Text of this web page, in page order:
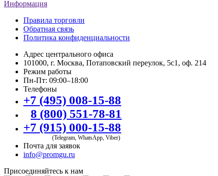
Информация
Правила торговли
Обратная связь
Политика конфиденциальности
Адрес центрального офиса
101000, г. Москва, Потаповский переулок, 5с1, оф. 214
Режим работы
Пн-Пт: 09:00–18:00
Телефоны
+7 (495) 008-15-88
8 (800) 551-78-81
+7 (915) 000-15-88
(Telegram, WhatsApp, Viber)
Почта для заявок
info@promgu.ru
Присоединяйтесь к нам